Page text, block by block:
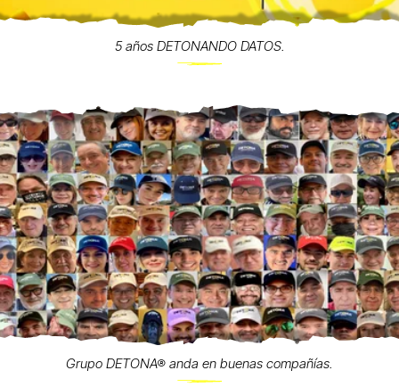
5 años DETONANDO DATOS.
Grupo DETONA® anda en buenas compañías.